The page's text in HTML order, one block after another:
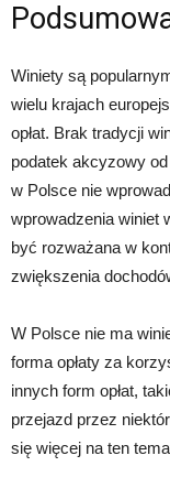
Winiety są
wielu krajach
opłat. Brak tradycji
podatek akcyzowy
w Polsce nie
wprowadzenia winiet
być rozważana w
zwiększenia
W Polsce nie ma
forma opłaty za
innych form opłat,
przejazd przez
się więcej na ten